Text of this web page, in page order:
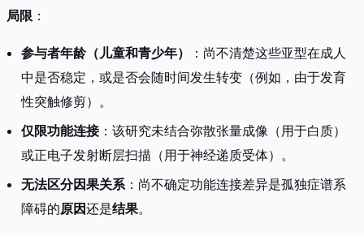
局限 ：
参与者年龄（儿童和青少年）
：尚不清楚这些亚型在成人
中是否稳定，或是否会随时间发生转变（例如，由于发育
性突触修剪）。
仅限功能连接：该研究未结合弥散张量成像（用于白质）
或正电子发射断层扫描（用于神经递质受体）。
无法区分因果关系 ：尚不确定功能连接差异是孤独症谱系
障碍的原因还是结果。